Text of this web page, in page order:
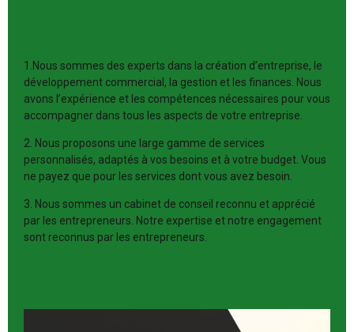
1.Nous sommes des experts dans la création d’entreprise, le
développement commercial, la gestion et les finances. Nous
avons l’expérience et les compétences nécessaires pour vous
accompagner dans tous les aspects de votre entreprise.
2. Nous proposons une large gamme de services
personnalisés, adaptés à vos besoins et à votre budget. Vous
ne payez que pour les services dont vous avez besoin.
3. Nous sommes un cabinet de conseil reconnu et apprécié
par les entrepreneurs. Notre expertise et notre engagement
sont reconnus par les entrepreneurs.